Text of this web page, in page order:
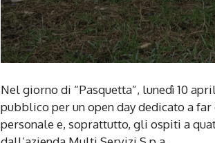
Nel giorno di “Pasquetta”, lunedì 10
pubblico per un open day dedicato a
personale e, soprattutto, gli ospiti a